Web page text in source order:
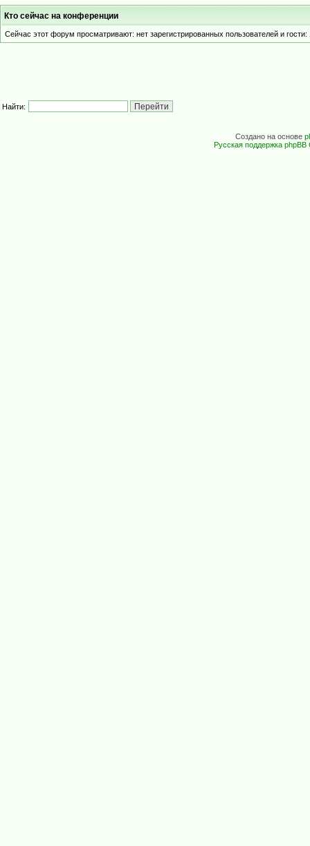
Кто сейчас на конференции
Сейчас этот форум просматривают: нет зарегистрированных пользователей и гости:
Найти:
Создано на основе
Русская поддержка phpBB